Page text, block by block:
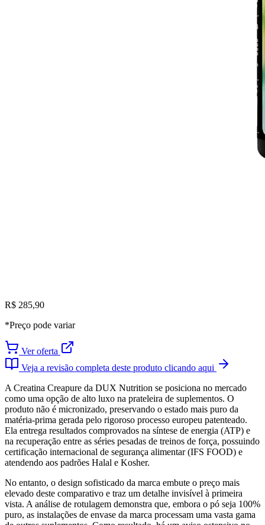
R$ 285,90
*Preço pode variar
Ver oferta
Veja a revisão completa deste produto clicando aqui
A Creatina Creapure da DUX Nutrition se posiciona no mercado
como uma opção de alto luxo na prateleira de suplementos. O
produto não é micronizado, preservando o estado mais puro da
matéria-prima gerada pelo rigoroso processo europeu patenteado.
Ela entrega resultados comprovados na síntese de energia (ATP) e
na recuperação entre as séries pesadas de treinos de força, possuindo
certificação internacional de segurança alimentar (IFS FOOD) e
atendendo aos padrões Halal e Kosher.
No entanto, o design sofisticado da marca embute o preço mais
elevado deste comparativo e traz um detalhe invisível à primeira
vista. A análise de rotulagem demonstra que, embora o pó seja 100%
puro, as instalações de envase da marca processam uma vasta gama